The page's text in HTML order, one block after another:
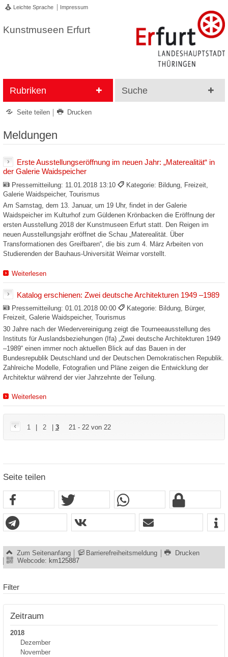
Leichte Sprache Impressum
Kunstmuseen Erfurt
Rubriken Suche
Seite teilen Drucken
Meldungen
Erste Ausstellungseröffnung im neuen Jahr: „Materealität“ in
der Galerie Waidspeicher
Pressemitteilung: 11.01.2018 13:10
Kategorie: Bildung, Freizeit,
Galerie Waidspeicher, Tourismus
Am Samstag, dem 13. Januar, um 19 Uhr, findet in der Galerie
Waidspeicher im Kulturhof zum Güldenen Krönbacken die Eröffnung der
ersten Ausstellung 2018 der Kunstmuseen Erfurt statt. Den Reigen im
neuen Ausstellungsjahr eröffnet die Schau „Materealität. Über
Transformationen des Greifbaren“, die bis zum 4. März Arbeiten von
Studierenden der Bauhaus-Universität Weimar vorstellt.
Weiterlesen
Katalog erschienen: Zwei deutsche Architekturen 1949 –1989
Pressemitteilung: 01.01.2018 00:00
Kategorie: Bildung, Bürger,
Freizeit, Galerie Waidspeicher, Tourismus
30 Jahre nach der Wiedervereinigung zeigt die Tourneeausstellung des
Instituts für Auslandsbeziehungen (Ifa) „Zwei deutsche Architekturen 1949
–1989“ einen immer noch aktuellen Blick auf das Bauen in der
Bundesrepublik Deutschland und der Deutschen Demokratischen Republik.
Zahlreiche Modelle, Fotografien und Pläne zeigen die Entwicklung der
Architektur während der vier Jahrzehnte der Teilung.
Weiterlesen
1 | 2 | 3 21 - 22 von 22
Seite teilen
Zum Seitenanfang Barrierefreiheitsmeldung
Drucken
Webcode: km125887
Filter
Zeitraum
2018
Dezember
November